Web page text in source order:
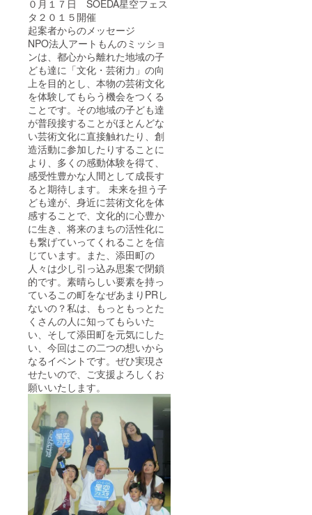
０月１７日 SOEDA星空フェス
タ２０１５開催
起案者からのメッセージ
NPO法人アートもんのミッショ
ンは、都心から離れた地域の子
ども達に「文化・芸術力」の向
上を目的とし、本物の芸術文化
を体験してもらう機会をつくる
ことです。その地域の子ども達
が普段接することがほとんどな
い芸術文化に直接触れたり、創
造活動に参加したりすることに
より、多くの感動体験を得て、
感受性豊かな人間として成長す
ると期待します。 未来を担う子
ども達が、身近に芸術文化を体
感することで、文化的に心豊か
に生き、将来のまちの活性化に
も繋げていってくれることを信
じています。また、添田町の
人々は少し引っ込み思案で閉鎖
的です。素晴らしい要素を持っ
ているこの町をなぜあまりPRし
ないの？私は、もっともっとた
くさんの人に知ってもらいた
い、そして添田町を元気にした
い、今回はこの二つの想いから
なるイベントです。ぜひ実現さ
せたいので、ご支援よろしくお
願いいたします。